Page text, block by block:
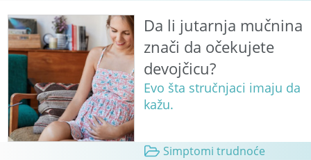
Da li jutarnja mučnina
znači da očekujete
devojčicu?
Evo šta stručnjaci imaju da
kažu.
Simptomi trudnoće